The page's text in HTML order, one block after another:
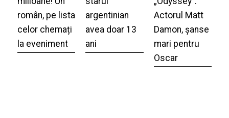
român, pe lista
celor chemați
la eveniment
argentinian
avea doar 13
ani
Actorul Matt
Damon, șanse
mari pentru
Oscar